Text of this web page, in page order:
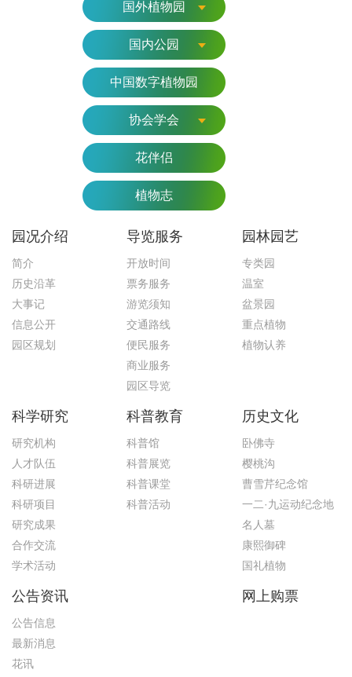
国外植物园
国内公园
中国数字植物园
协会学会
花伴侣
植物志
园况介绍
简介
历史沿革
大事记
信息公开
园区规划
导览服务
开放时间
票务服务
游览须知
交通路线
便民服务
商业服务
园区导览
园林园艺
专类园
温室
盆景园
重点植物
植物认养
科学研究
研究机构
人才队伍
科研进展
科研项目
研究成果
合作交流
学术活动
科普教育
科普馆
科普展览
科普课堂
科普活动
历史文化
卧佛寺
樱桃沟
曹雪芹纪念馆
一二·九运动纪念地
名人墓
康熙御碑
国礼植物
公告资讯
公告信息
最新消息
花讯
网上购票